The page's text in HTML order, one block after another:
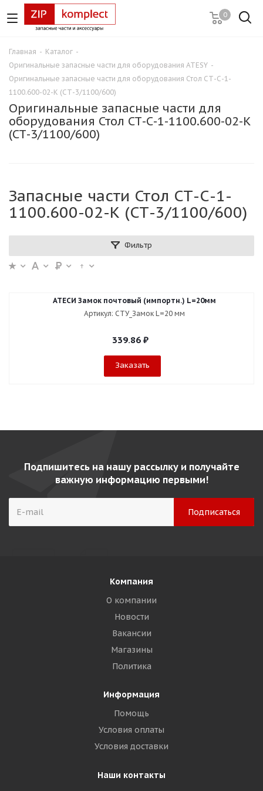
0
Главная - Каталог -
Оригинальные запасные части для оборудования ATESY -
Оригинальные запасные части для оборудования Стол СТ-С-1-
1100.600-02-К (СТ-3/1100/600)
Оригинальные запасные части для
оборудования Стол СТ-С-1-1100.600-02-К
(СТ-3/1100/600)
Запасные части Стол СТ-С-1-
1100.600-02-К (СТ-3/1100/600)
Фильтр
АТЕСИ Замок почтовый (импортн.) L=20мм
Артикул: СТУ_Замок L=20 мм
339.86₽
Заказать
Подпишитесь на нашу рассылку и получайте
важную информацию первыми!
Компания
О компании
Новости
Вакансии
Магазины
Политика
Информация
Помощь
Условия оплаты
Условия доставки
Наши контакты